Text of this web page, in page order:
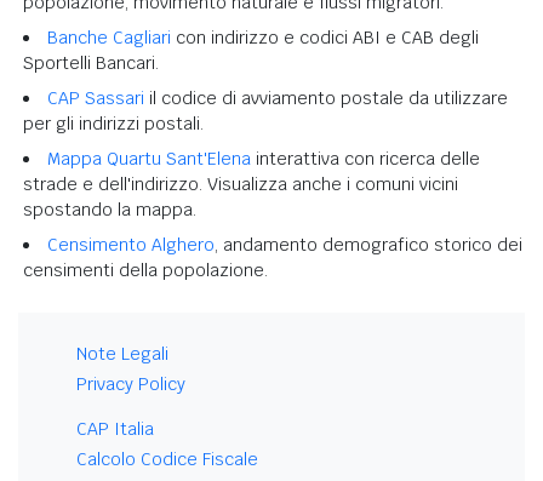
Banche Cagliari con indirizzo e codici ABI e CAB degli
Sportelli Bancari.
CAP Sassari il codice di avviamento postale da utilizzare
per gli indirizzi postali.
Mappa Quartu Sant'Elena interattiva con ricerca delle
strade e dell'indirizzo. Visualizza anche i comuni vicini
spostando la mappa.
Censimento Alghero, andamento demografico storico dei
censimenti della popolazione.
Note Legali
Privacy Policy
CAP Italia
Calcolo Codice Fiscale